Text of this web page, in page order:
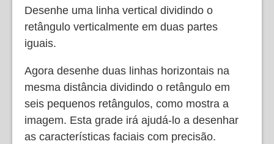
Desenhe uma linha vertical dividindo o
retângulo verticalmente em duas partes
iguais.
Agora desenhe duas linhas horizontais na
mesma distância dividindo o retângulo em
seis pequenos retângulos, como mostra a
imagem. Esta grade irá ajudá-lo a desenhar
as características faciais com precisão.